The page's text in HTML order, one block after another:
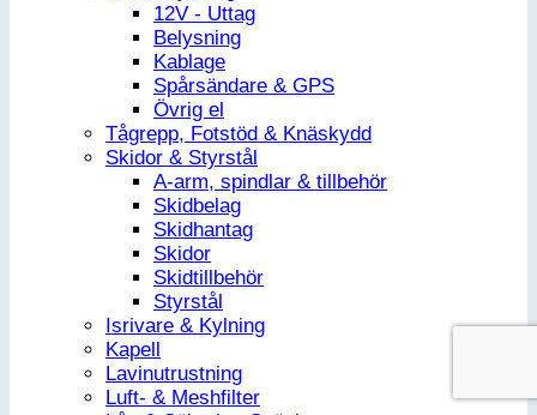
12V - Uttag
Belysning
Kablage
Spårsändare & GPS
Övrig el
Tågrepp, Fotstöd & Knäskydd
Skidor & Styrstål
A-arm, spindlar & tillbehör
Skidbelag
Skidhantag
Skidor
Skidtillbehör
Styrstål
Isrivare & Kylning
Kapell
Lavinutrustning
Luft- & Meshfilter